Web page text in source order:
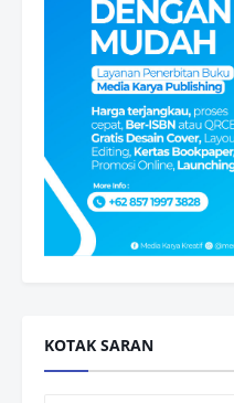
KOTAK SARAN